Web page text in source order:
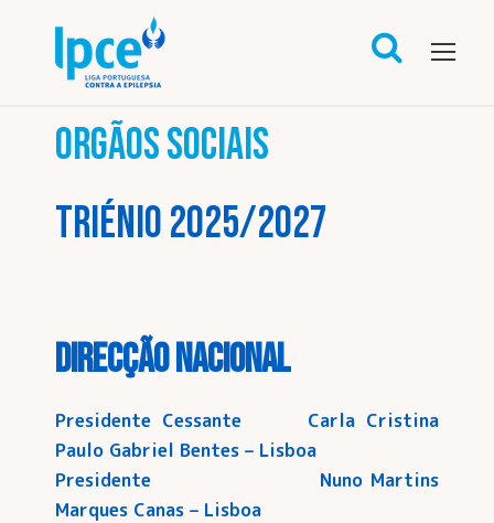
ORGÃOS SOCIAIS
TRIÉNIO 2025/2027
Direcção Nacional
Presidente Cessante Carla Cristina
Paulo Gabriel Bentes – Lisboa
Presidente Nuno Martins
Marques Canas – Lisboa